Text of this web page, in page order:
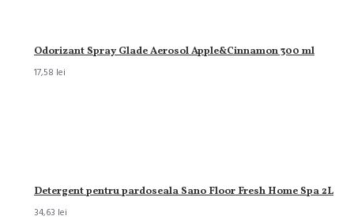
Odorizant Spray Glade Aerosol Apple&Cinnamon 300 ml
17,58 lei
Detergent pentru pardoseala Sano Floor Fresh Home Spa 2L
34,63 lei